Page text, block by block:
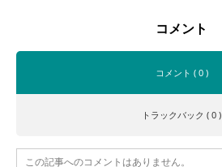
コメント
コメント ( 0 )
トラックバック ( 0 )
この記事へのコメントはありません。